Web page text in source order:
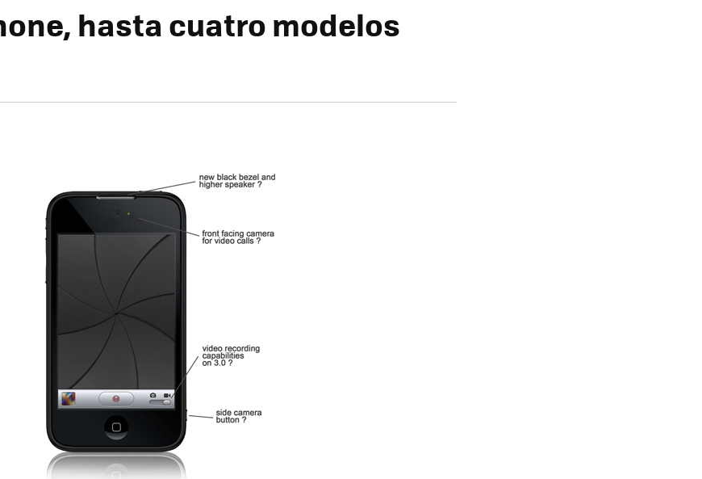
hasta cuatro modelos